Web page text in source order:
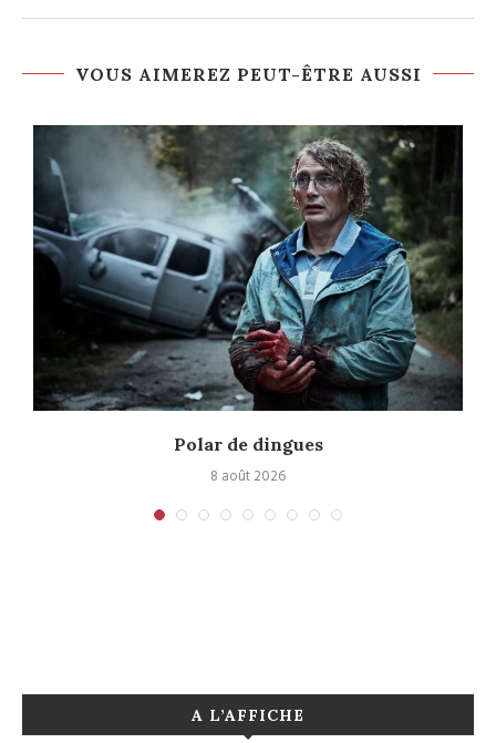
VOUS AIMEREZ PEUT-ÊTRE AUSSI
Polar de dingues
8 août 2026
A L’AFFICHE